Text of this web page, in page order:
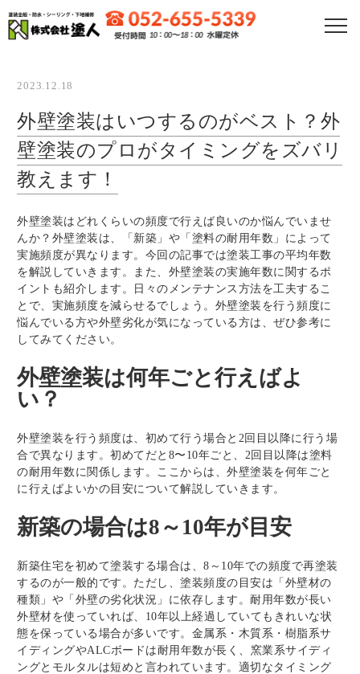
会社紹介
お客さまとの6つのお約束
外壁塗装プラン
屋根塗装プラン
アステックペイントプラン
施工事例
名古屋ショールーム
新着情報
2023.12.18
外壁塗装はいつするのがベスト？外
壁塗装のプロがタイミングをズバリ
教えます！
外壁塗装はどれくらいの頻度で行えば良いのか悩んでいませ
んか？外壁塗装は、「新築」や「塗料の耐用年数」によって
実施頻度が異なります。今回の記事では塗装工事の平均年数
を解説していきます。また、外壁塗装の実施年数に関するポ
イントも紹介します。日々のメンテナンス方法を工夫するこ
とで、実施頻度を減らせるでしょう。外壁塗装を行う頻度に
悩んでいる方や外壁劣化が気になっている方は、ぜひ参考に
してみてください。
外壁塗装は何年ごと行えばよ
い？
外壁塗装を行う頻度は、初めて行う場合と2回目以降に行う場
合で異なります。初めてだと8〜10年ごと、2回目以降は塗料
の耐用年数に関係します。ここからは、外壁塗装を何年ごと
に行えばよいかの目安について解説していきます。
新築の場合は8～10年が目安
新築住宅を初めて塗装する場合は、8～10年での頻度で再塗装
するのが一般的です。ただし、塗装頻度の目安は「外壁材の
種類」や「外壁の劣化状況」に依存します。耐用年数が長い
外壁材を使っていれば、10年以上経過していてもきれいな状
態を保っている場合が多いです。金属系・木質系・樹脂系サ
イディングやALCボードは耐用年数が長く、窯業系サイディ
ングとモルタルは短めと言われています。適切なタイミング